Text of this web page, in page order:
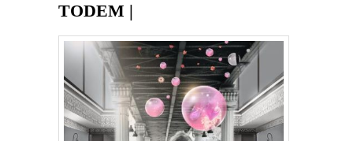
TODEM |